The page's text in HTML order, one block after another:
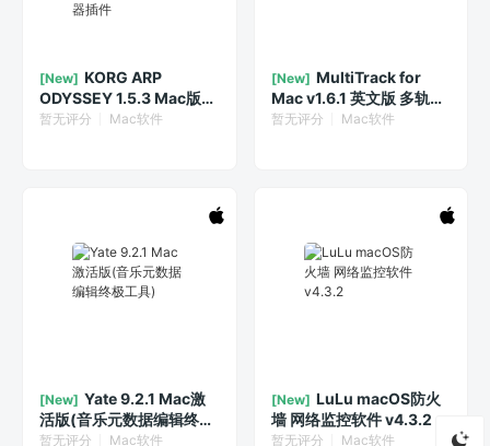
[New] KORG ARP
ODYSSEY 1.5.3 Mac版
ARP Odyssey模拟合成器
暂无评分 Mac软件
[New] MultiTrack for
Mac v1.6.1 英文版 多轨道
视频编辑器
暂无评分 Mac软件
[New] Yate 9.2.1 Mac激
活版(音乐元数据编辑终极
工具)
暂无评分 Mac软件
[New] LuLu macOS防火
墙 网络监控软件 v4.3.2
暂无评分 Mac软件